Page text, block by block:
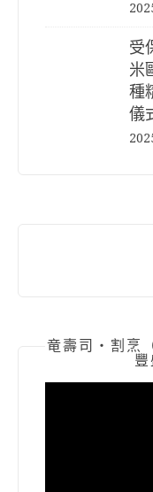
受
米
種
儀
竜壽司‧割烹